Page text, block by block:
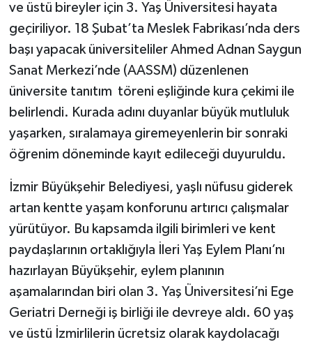
ve üstü bireyler için 3. Yaş Üniversitesi hayata
geçiriliyor. 18 Şubat’ta Meslek Fabrikası’nda ders
başı yapacak üniversiteliler Ahmed Adnan Saygun
Sanat Merkezi’nde (AASSM) düzenlenen
üniversite tanıtım töreni eşliğinde kura çekimi ile
belirlendi. Kurada adını duyanlar büyük mutluluk
yaşarken, sıralamaya giremeyenlerin bir sonraki
öğrenim döneminde kayıt edileceği duyuruldu.
İzmir Büyükşehir Belediyesi, yaşlı nüfusu giderek
artan kentte yaşam konforunu artırıcı çalışmalar
yürütüyor. Bu kapsamda ilgili birimleri ve kent
paydaşlarının ortaklığıyla İleri Yaş Eylem Planı’nı
hazırlayan Büyükşehir, eylem planının
aşamalarından biri olan 3. Yaş Üniversitesi’ni Ege
Geriatri Derneği iş birliği ile devreye aldı. 60 yaş
ve üstü İzmirlilerin ücretsiz olarak kaydolacağı